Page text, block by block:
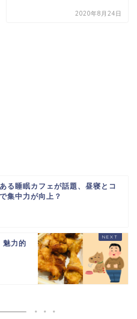
2020年8月24日
る睡眠カフェが話題、昼寝とコ
集中力が向上？
魅力的